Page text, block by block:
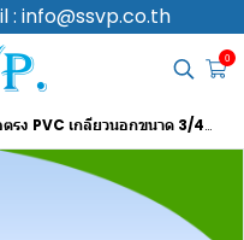
: info@ssvp.co.th
0
PVC เกลียวนอกขนาด 3/4 นิ้ว บรรจุ 5 ตัว